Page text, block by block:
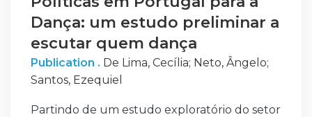
Dança: um estudo preliminar a
escutar quem dança
Publication . De Lima, Cecília; Neto, Ângelo;
Santos, Ezequiel
Partindo de um estudo exploratório do setor